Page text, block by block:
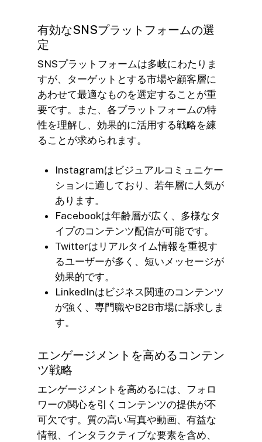
有効なSNSプラットフォームの選
定
SNSプラットフォームは多岐にわたりま
すが、ターゲットとする市場や顧客層に
あわせて最適なものを選定することが重
要です。また、各プラットフォームの特
性を理解し、効果的に活用する戦略を練
ることが求められます。
Instagramはビジュアルコミュニケー
ションに適しており、若年層に人気が
あります。
Facebookは年齢層が広く、多様なタ
イプのコンテンツ配信が可能です。
Twitterはリアルタイム情報を重視す
るユーザーが多く、短いメッセージが
効果的です。
LinkedInはビジネス関連のコンテンツ
が強く、専門職やB2B市場に訴求しま
す。
エンゲージメントを高めるコンテン
ツ戦略
エンゲージメントを高めるには、フォロ
ワーの関心を引くコンテンツの提供が不
可欠です。質の高い写真や動画、有益な
情報、インタラクティブな要素を含め、